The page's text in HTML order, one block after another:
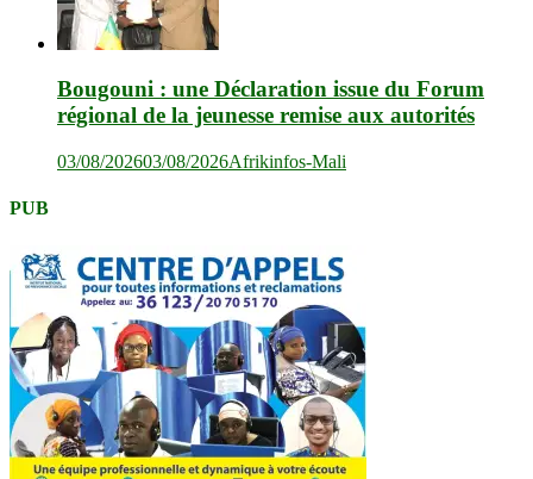
Bougouni : une Déclaration issue du Forum
régional de la jeunesse remise aux autorités
03/08/202603/08/2026Afrikinfos-Mali
PUB